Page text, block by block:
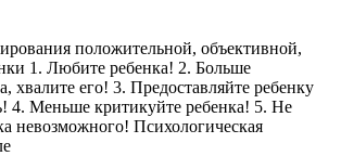
положительной, объективной,
1. Любите ребенка! 2. Больше
хвалите его! 3. Предоставляйте ребенку
4. Меньше критикуйте ребенка! 5. Не
невозможного! Психологическая